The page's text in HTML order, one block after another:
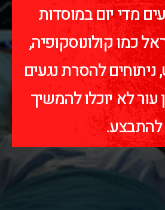
מדי יום במוסדות
כמו קולונוסקופיה,
ניתוחים להסרת נגעים
עור לא יוכלו להמשיך
להתבצע.